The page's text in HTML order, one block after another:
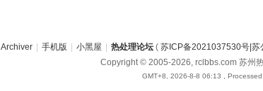
Archiver | 手机版 | 小黑屋 | 热处理论坛 ( 苏ICP备2021037530号|
Copyright © 2005-2026, rclbbs.com 苏州
GMT+8, 2026-8-8 06:13 ,